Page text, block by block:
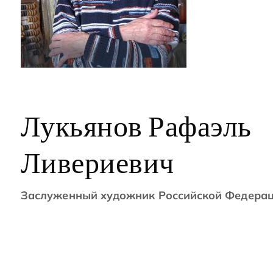
Лукьянов Рафаэль
Ливериевич
Заслуженный художник Российской